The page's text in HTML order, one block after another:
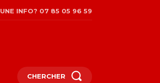
UNE INFO? 07 85 05 96 59
CHERCHER